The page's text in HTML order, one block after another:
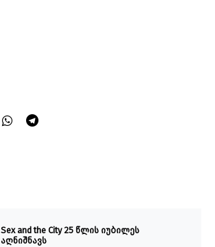
Sex and the City 25 წლის იუბილეს
აღნიშნავს